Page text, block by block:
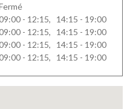
- 12:15, 14:15 - 19:00
- 12:15, 14:15 - 19:00
- 12:15, 14:15 - 19:00
- 12:15, 14:15 - 19:00